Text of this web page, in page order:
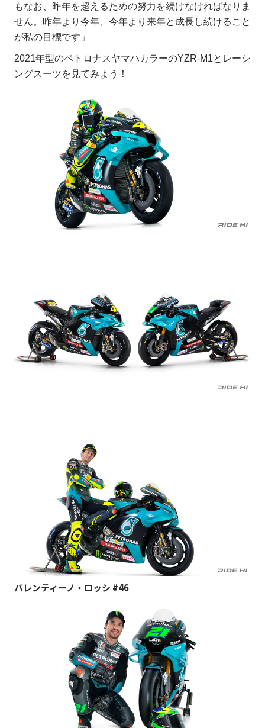
もなお、昨年を超えるための努力を続けなければなりま
せん。昨年より今年、今年より来年と成長し続けること
が私の目標です」
2021年型のペトロナスヤマハカラーのYZR-M1とレーシ
ングスーツを見てみよう！
バレンティーノ・ロッシ #46